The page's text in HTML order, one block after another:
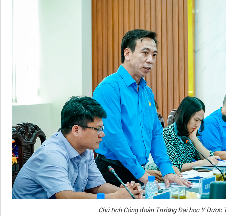
Chủ tịch Công đoàn Trường Đại học Y Dược